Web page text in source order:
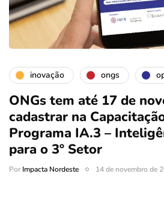
inovação ongs
ONGs tem até 17 de
cadastrar na
Programa IA.3 –
para o 3º Setor
PorImpacta Nordeste 14 de novembro de